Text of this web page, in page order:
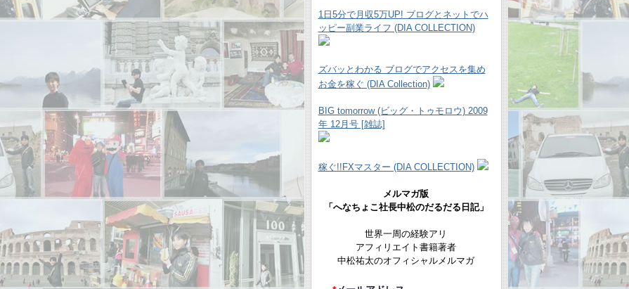
1日5分で月収5万UP! ブログとネットでハ
ッピー副業ライフ (DIA COLLECTION)
ズバッとわかる ブログでアクセスを集め
お金を稼ぐ (DIA Collection)
BIG tomorrow (ビッグ・トゥモロウ) 2009
年 12月号 [雑誌]
稼ぐ!!FXマスター (DIA COLLECTION)
メルマガ版
「へなちょこ社長中松のだるだる日記」
世界一周の経験アリ
アフィリエイト書籍著者
中松祐太のオフィシャルメルマガ